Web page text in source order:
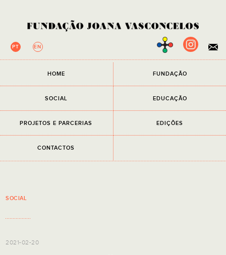
PT EN
NEWSLETTER
Campos de preenchimento obrigatório.
EMAIL
Política de Privacidade
HOME FUNDAÇÃO
SOCIAL EDUCAÇÃO
PROJETOS E PARCERIAS EDIÇÕES
CONTACTOS
SOCIAL
2021-02-20